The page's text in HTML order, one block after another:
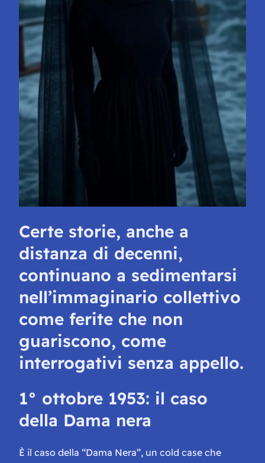
Certe storie, anche a
distanza di decenni,
continuano a sedimentarsi
nell’immaginario collettivo
come ferite che non
guariscono, come
interrogativi senza appello.
1° ottobre 1953: il caso
della Dama nera
È il caso della “Dama Nera”, un cold case che